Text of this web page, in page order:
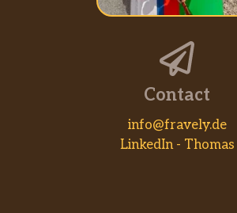
Contact
info@fravely.de
LinkedIn - Thomas